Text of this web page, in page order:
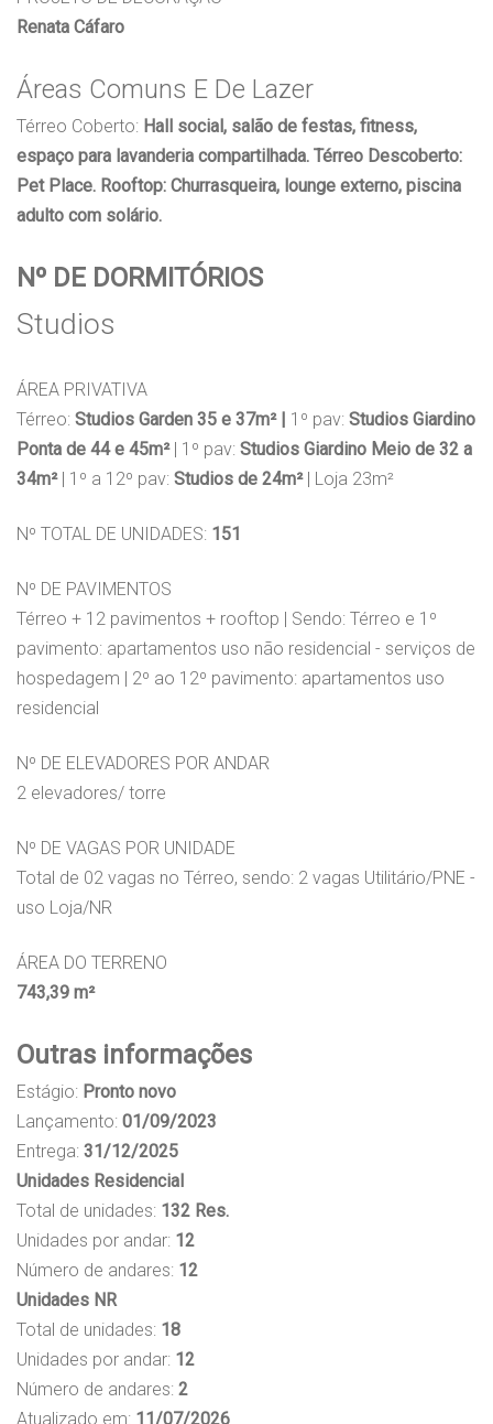
Renata Cáfaro
Áreas Comuns E De Lazer
Térreo Coberto: Hall social, salão de festas, fitness,
espaço para lavanderia compartilhada. Térreo Descoberto:
Pet Place. Rooftop: Churrasqueira, lounge externo, piscina
adulto com solário.
Nº DE DORMITÓRIOS
Studios
ÁREA PRIVATIVA
Térreo: Studios Garden 35 e 37m² | 1º pav: Studios Giardino
Ponta de 44 e 45m²| 1º pav: Studios Giardino Meio de 32 a
34m²| 1º a 12º pav: Studios de 24m²| Loja 23m²
Nº TOTAL DE UNIDADES: 151
Nº DE PAVIMENTOS
Térreo + 12 pavimentos + rooftop | Sendo: Térreo e 1º
pavimento: apartamentos uso não residencial - serviços de
hospedagem | 2º ao 12º pavimento: apartamentos uso
residencial
Nº DE ELEVADORES POR ANDAR
2 elevadores/ torre
Nº DE VAGAS POR UNIDADE
Total de 02 vagas no Térreo, sendo: 2 vagas Utilitário/PNE -
uso Loja/NR
ÁREA DO TERRENO
743,39 m²
Outras informações
Estágio: Pronto novo
Lançamento: 01/09/2023
Entrega: 31/12/2025
Unidades Residencial
Total de unidades: 132 Res.
Unidades por andar: 12
Número de andares: 12
Unidades NR
Total de unidades: 18
Unidades por andar: 12
Número de andares: 2
Atualizado em: 11/07/2026